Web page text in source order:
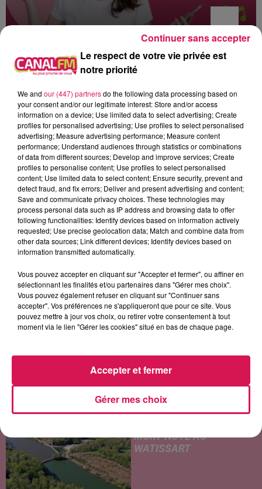
20h00 - 22h00
Les hits de Canal FM
20h01
20h01
TOVE LO X STROMAE
Des Fleurs
19h54
19h54
Be Alright
19h49
19h49
OFENBACH, STARSAILOR
Four To The Floor
LES ARTICLES LES PLUS CONSULTÉS
CHALEUR ET RISQUE
D'ORAGES CE LUNDI EN
et changeant concerne nos
secteurs ce lundi 3 août. Entre
des températures élevées
l'après-midi et un risque
JEUMONT : UN
MORT NOYÉ AU
WATISSART
Le respect de votre vie privée est
notre priorité
We and our (447) partnersdo the following data processing based on
your consent and/or our legitimate interest: Store and/or access
information on a device; Use limited data to select advertising; Create
profiles for personalised advertising; Use profiles to select personalised
advertising; Measure advertising performance; Measure content
performance; Understand audiences through statistics or combinations
of data from different sources; Develop and improve services; Create
profiles to personalise content; Use profiles to select personalised
content; Use limited data to select content; Ensure security, prevent and
detect fraud, and fix errors; Deliver and present advertising and content;
Save and communicate privacy choices. These technologies may
process personal data such as IP address and browsing data to offer
following functionalities: Identify devices based on information actively
requested; Use precise geolocation data; Match and combine data from
other data sources; Link different devices; Identify devices based on
information transmitted automatically.
Vous pouvez accepter en cliquant sur "Accepter et fermer", ou affiner en
sélectionnant les finalités et/ou partenaires dans "Gérer mes choix".
Vous pouvez également refuser en cliquant sur "Continuer sans
accepter". Vos préférences ne s'appliqueront que pour ce site. Vous
pouvez mettre à jour vos choix, ou retirer votre consentement à tout
moment via le lien "Gérer les cookies" situé en bas de chaque page.
Gérer mes choix
Accepter et fermer
Continuer sans accepter